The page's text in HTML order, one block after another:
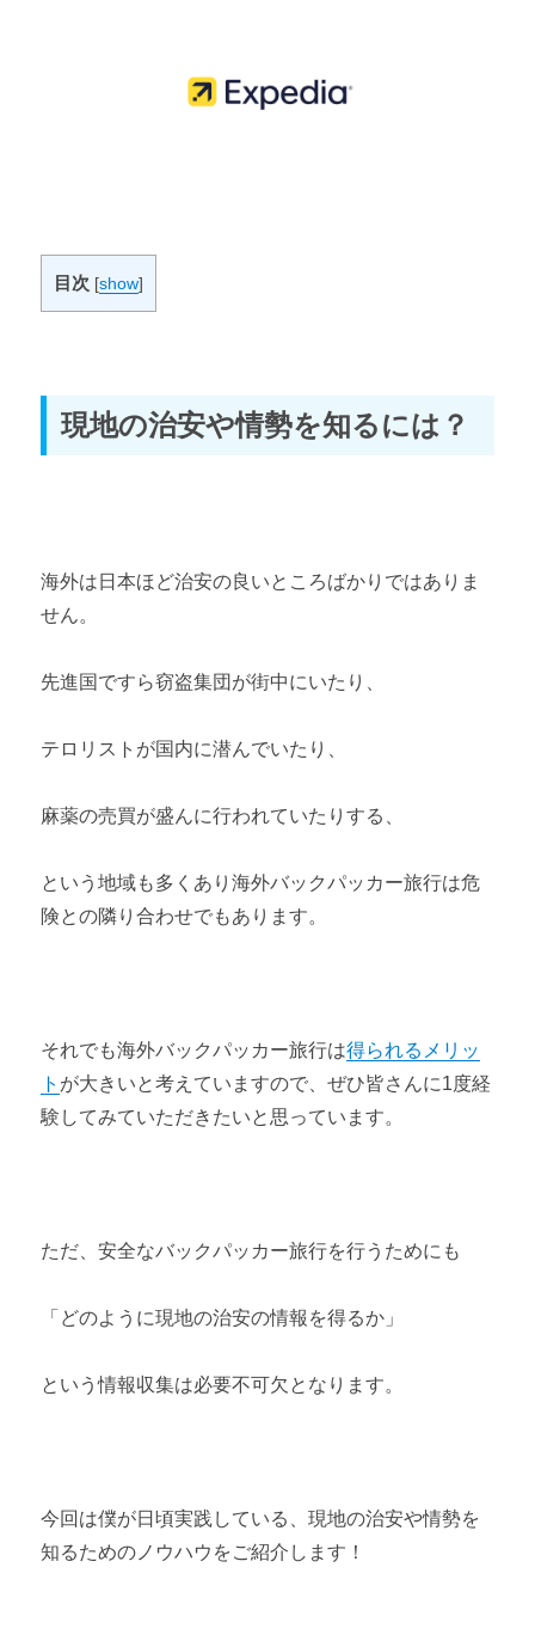
バックパッカー旅行の宿の探し方
ア編】
バックパッカー旅行におすすめの国35選【南アジア・中央アジ
バックパッカー旅行におすすめの国35選【西ヨーロッパ編】
バックパッカー旅行におすすめの国35選【北アメリカ・中央ア
バックパッカー旅行におすすめの国35選【オセアニア編】
目次 [show]
現地の治安や情勢を知るには？
海外は日本ほど治安の良いところばかりではありま
せん。
先進国ですら窃盗集団が街中にいたり、
テロリストが国内に潜んでいたり、
麻薬の売買が盛んに行われていたりする、
という地域も多くあり海外バックパッカー旅行は危
険との隣り合わせでもあります。
それでも海外バックパッカー旅行は得られるメリッ
ト が大きいと考えていますので、ぜひ皆さんに1度経
験してみていただきたいと思っています。
ただ、安全なバックパッカー旅行を行うためにも
「どのように現地の治安の情報を得るか」
という情報収集は必要不可欠となります。
今回は僕が日頃実践している、現地の治安や情勢を
知るためのノウハウをご紹介します！